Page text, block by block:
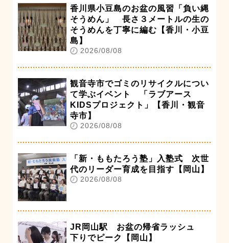
香川県小豆島のお盆の風習「負い縄
そうめん」 長さ３メートルの生の
そうめんを丁寧に編む【香川・小豆
島】
2026/08/08
観音寺市でゴミのリサイクルについ
て学ぶイベント 「ラブアース
KIDSプロジェクト」【香川・観音
寺市】
2026/08/08
「新・ももたろう塾」入塾式 次世
代のリーダー育成を目指す【岡山】
2026/08/08
JR岡山駅 お盆の帰省ラッシュ
下りでピーク【岡山】